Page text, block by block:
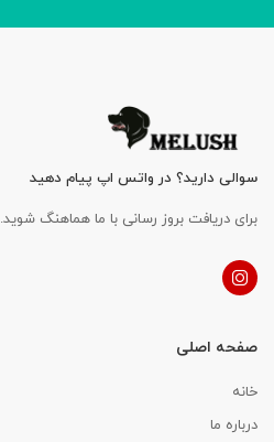
سوالی دارید؟ در واتس اپ پیام دهید
برای دریافت بروز رسانی با ما هماهنگ شوید.
صفحه اصلی
خانه
درباره ما